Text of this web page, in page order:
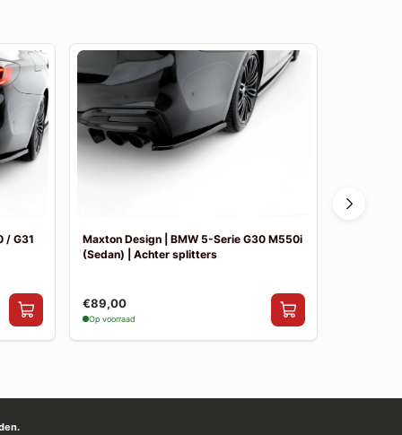
/ G31
Maxton Design | BMW 5-Serie G30 M550i
(Sedan) | Achter splitters
€89,00
Op voorraad